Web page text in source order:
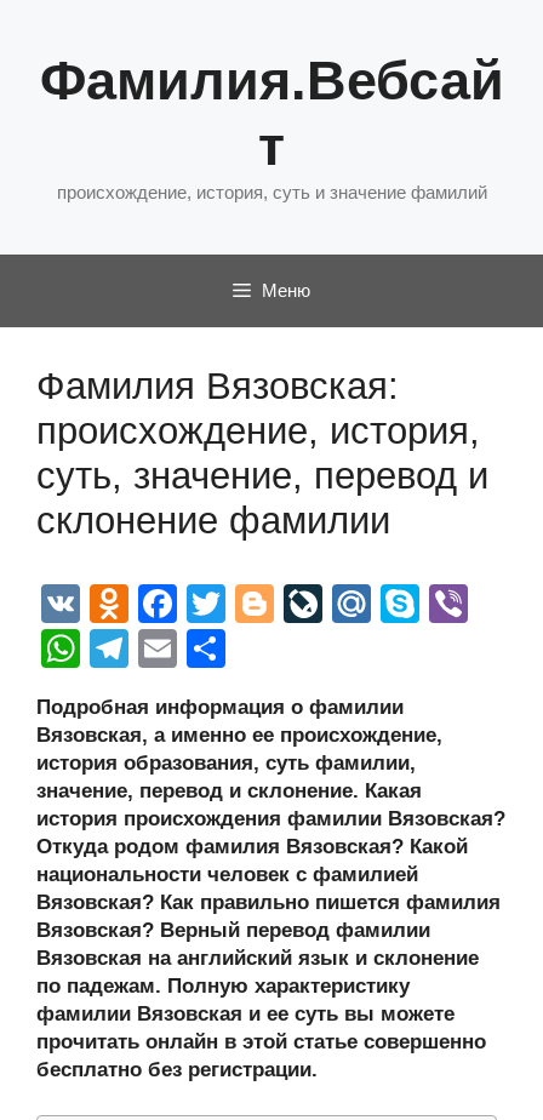
содержимому
Фамилия.Вебсай
т
происхождение, история, суть и значение фамилий
Меню
Фамилия Вязовская:
происхождение, история,
суть, значение, перевод и
склонение фамилии
V
K
O
d
n
o
kl
a
ss
ni
ki
F
a
c
e
b
o
o
k
T
er
Bl
g
er
Li
J
o
ur
n
al
M
u
S
e
W
at
s
A
p
p
T
e
gr
a
m
E
ail р
а
в
и
ть
Подробная информация о фамилии
Вязовская, а именно ее происхождение,
история образования, суть фамилии,
значение, перевод и склонение. Какая
история происхождения фамилии Вязовская?
Откуда родом фамилия Вязовская? Какой
национальности человек с фамилией
Вязовская? Как правильно пишется фамилия
Вязовская? Верный перевод фамилии
Вязовская на английский язык и склонение
по падежам. Полную характеристику
фамилии Вязовская и ее суть вы можете
прочитать онлайн в этой статье совершенно
бесплатно без регистрации.